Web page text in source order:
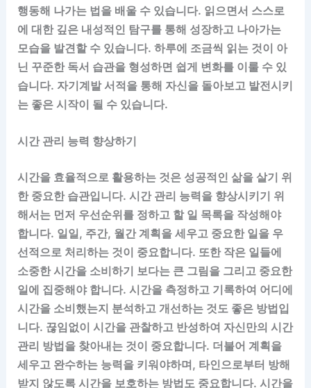
행동해 나가는 법을 배울 수 있습니다. 읽으면서 스스로
에 대한 깊은 내성적인 탐구를 통해 성장하고 나아가는
모습을 발견할 수 있습니다. 하루에 조금씩 읽는 것이 아
닌 꾸준한 독서 습관을 형성하면 쉽게 변화를 이룰 수 있
습니다. 자기계발 서적을 통해 자신을 돌아보고 발전시키
는 좋은 시작이 될 수 있습니다.
시간 관리 능력 향상하기
시간을 효율적으로 활용하는 것은 성공적인 삶을 살기 위
한 중요한 습관입니다. 시간 관리 능력을 향상시키기 위
해서는 먼저 우선순위를 정하고 할 일 목록을 작성해야
합니다. 일일, 주간, 월간 계획을 세우고 중요한 일을 우
선적으로 처리하는 것이 중요합니다. 또한 작은 일들에
소중한 시간을 소비하기 보다는 큰 그림을 그리고 중요한
일에 집중해야 합니다. 시간을 측정하고 기록하여 어디에
시간을 소비했는지 분석하고 개선하는 것도 좋은 방법입
니다. 끊임없이 시간을 관찰하고 반성하여 자신만의 시간
관리 방법을 찾아내는 것이 중요합니다. 더불어 계획을
세우고 완수하는 능력을 키워야하며, 타인으로부터 방해
받지 않도록 시간을 보호하는 방법도 중요합니다. 시간을